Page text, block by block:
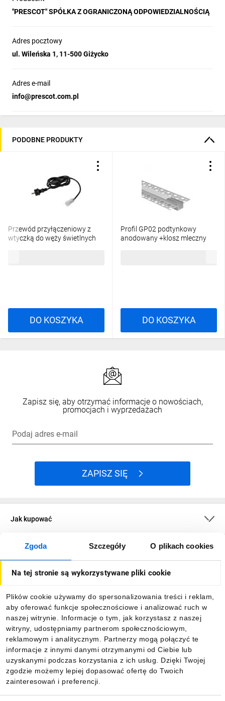
Zgoda Szczegóły O plikach cookies
Na tej stronie są wykorzystywane pliki cookie
Plików cookie używamy do spersonalizowania treści i reklam,
aby oferować funkcje społecznościowe i analizować ruch w
naszej witrynie. Informacje o tym, jak korzystasz z naszej
witryny, udostępniamy partnerom społecznościowym,
reklamowym i analitycznym. Partnerzy mogą połączyć te
informacje z innymi danymi otrzymanymi od Ciebie lub
uzyskanymi podczas korzystania z ich usług. Dzięki Twojej
zgodzie możemy lepiej dopasować ofertę do Twoich
zainteresowań i preferencji.
"PRESCOT" SPÓŁKA Z OGRANICZONĄ ODPOWIEDZIALNOŚCIĄ
Adres pocztowy
ul. Wileńska 1, 11-500 Giżycko
Adres e-mail
info@prescot.com.pl
PODOBNE PRODUKTY
Przewód przyłączeniowy z
wtyczką do węży świetlnych
DO KOSZYKA
Profil GP02 podtynkowy
anodowany +klosz mleczny
DO KOSZYKA
Zapisz się, aby otrzymać informacje o nowościach,
promocjach i wyprzedażach
Podaj adres e-mail
ZAPISZ SIĘ
Jak kupować
O firmie
Informacje
Pobierz naszą aplikację mobilną: